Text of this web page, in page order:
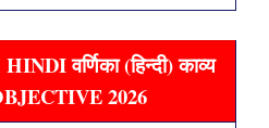
वर्णिका (हिन्दी) काव्य
2026